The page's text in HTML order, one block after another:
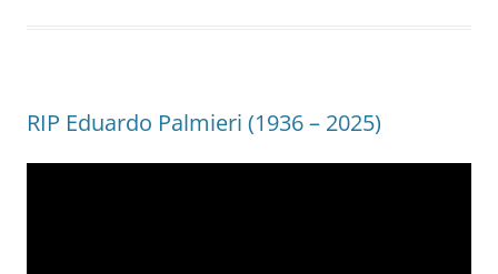
RIP Eduardo Palmieri (1936 – 2025)